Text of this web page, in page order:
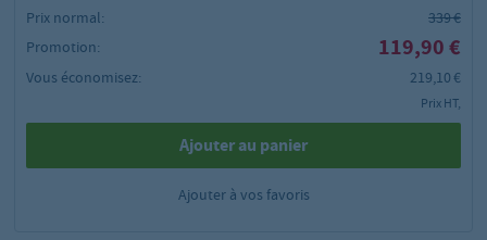
Prix normal:
339 €
Promotion:
119,90 €
Vous économisez: 219,10 €
Prix HT,
Ajouter au panier
Ajouter à vos favoris